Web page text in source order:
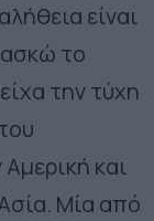
είναι
ασκώ το
την τύχη
και
Μία από